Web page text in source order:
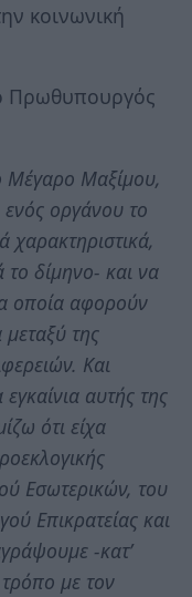
κοινωνική
Πρωθυπουργός
Μέγαρο Μαξίμου,
οργάνου το
χαρακτηριστικά,
το δίμηνο- και να
οποία αφορούν
της
Και
αυτής της
ότι είχα
Εσωτερικών, του
Επικρατείας και
-κατ’
με τον